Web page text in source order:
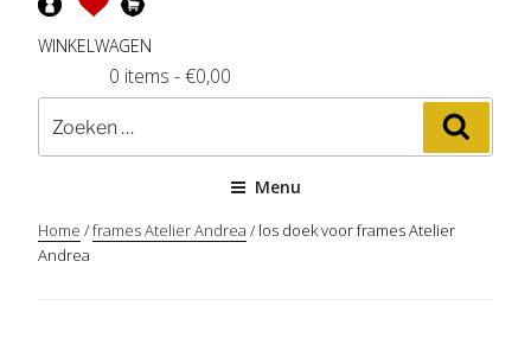
WINKELWAGEN
-€0,00
0 items
Zoeken
naar:
Menu
Home /frames Atelier Andrea / los doek voor frames Atelier
Andrea